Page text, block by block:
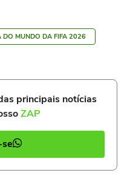
DO MUNDO DA FIFA 2026
principais notícias
ZAP